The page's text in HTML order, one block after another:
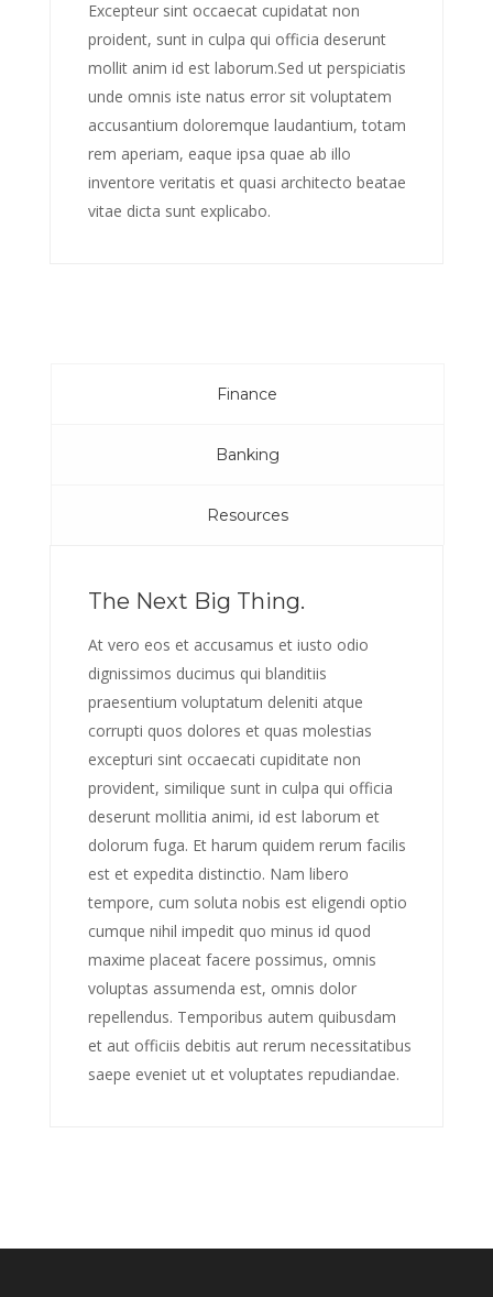
Excepteur sint occaecat cupidatat non
proident, sunt in culpa qui officia deserunt
mollit anim id est laborum.Sed ut perspiciatis
unde omnis iste natus error sit voluptatem
accusantium doloremque laudantium, totam
rem aperiam, eaque ipsa quae ab illo
inventore veritatis et quasi architecto beatae
vitae dicta sunt explicabo.
Finance
Banking
Resources
The Next Big Thing.
At vero eos et accusamus et iusto odio
dignissimos ducimus qui blanditiis
praesentium voluptatum deleniti atque
corrupti quos dolores et quas molestias
excepturi sint occaecati cupiditate non
provident, similique sunt in culpa qui officia
deserunt mollitia animi, id est laborum et
dolorum fuga. Et harum quidem rerum facilis
est et expedita distinctio. Nam libero
tempore, cum soluta nobis est eligendi optio
cumque nihil impedit quo minus id quod
maxime placeat facere possimus, omnis
voluptas assumenda est, omnis dolor
repellendus. Temporibus autem quibusdam
et aut officiis debitis aut rerum necessitatibus
saepe eveniet ut et voluptates repudiandae.